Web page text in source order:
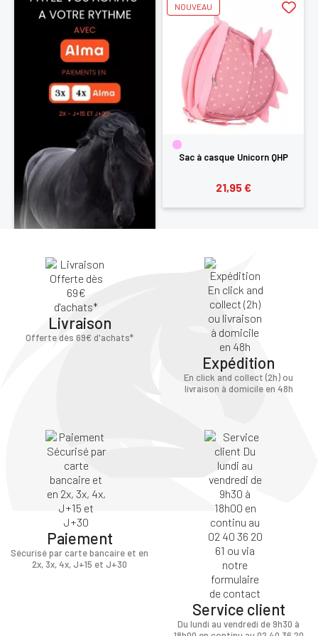
Sac à casque Unicorn QHP
21,95 €
NOUVEAU
Livraison
Offerte dès 69€ d'achats*
Expédition
En click and collect (2h) ou
livraison à domicile en 48h
Paiement
Sécurisé par carte bancaire et en
2x, 3x, 4x, J+15 et J+30
Service client
Du lundi au vendredi de 9h30 à
Vous devez être connecté pour enregistrer des
ANNULER SE
CONNECTER